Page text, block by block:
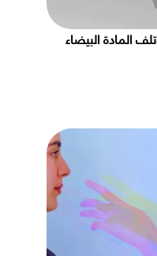
المادة البيضاء